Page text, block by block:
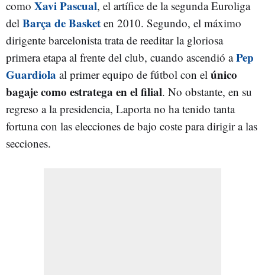
como Xavi Pascual, el artífice de la segunda Euroliga
del Barça de Basket en 2010. Segundo, el máximo
dirigente barcelonista trata de reeditar la gloriosa
primera etapa al frente del club, cuando ascendió aPep
Guardiola al primer equipo de fútbol con el único
bagaje como estratega en el filial. No obstante, en su
regreso a la presidencia, Laporta no ha tenido tanta
fortuna con las elecciones de bajo coste para dirigir a las
secciones.